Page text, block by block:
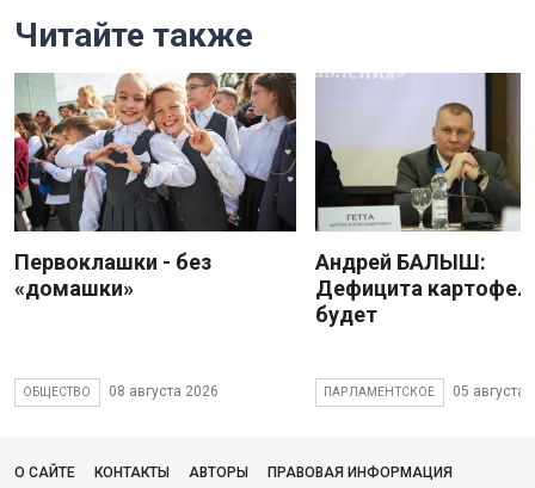
Читайте также
Первоклашки - без
«домашки»
ОБЩЕСТВО 08 августа 2026
Андрей БАЛЫШ:
Дефицита
будет
ПАРЛАМЕНТСКОЕ 05 августа
О САЙТЕ КОНТАКТЫ АВТОРЫ ПРАВОВАЯ ИНФОРМАЦИЯ